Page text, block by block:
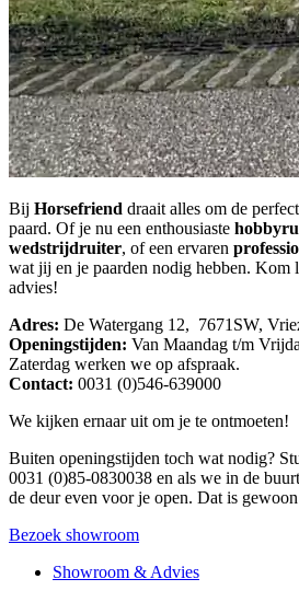
Bij Horsefriend draait alles om de
paard. Of je nu een enthousiaste
wedstrijdruiter, of een ervaren
wat jij en je paarden nodig hebben. Kom
advies!
Adres: De Watergang 12, 7671SW,
Openingstijden: Van Maandag t/m
Zaterdag werken we op afspraak.
Contact: 0031 (0)546-639000
We kijken ernaar uit om je te ontmoeten!
Buiten openingstijden toch wat nodig?
0031 (0)85-0830038 en als we in de
de deur even voor je open. Dat is
Bezoek showroom
Showroom & Advies